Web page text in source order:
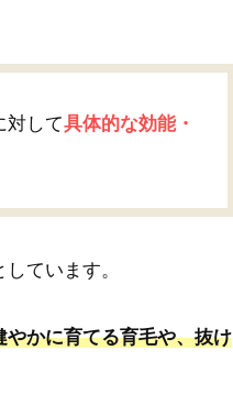
対して具体的な効能・
ています。
やかに育てる育毛や、抜け